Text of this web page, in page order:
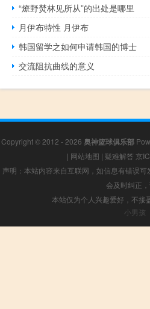
“燎野焚林见所从”的出处是哪里
月伊布特性 月伊布
韩国留学之如何申请韩国的博士
交流阻抗曲线的意义
Copyright © 2012 - 2026 奥神篮球俱乐部
| 网站地图 | 疑难解答 京
声明：本站内容来自互联网，如信息有错误
会及时纠正
本站仅为个人兴趣爱好，不接
小男孩